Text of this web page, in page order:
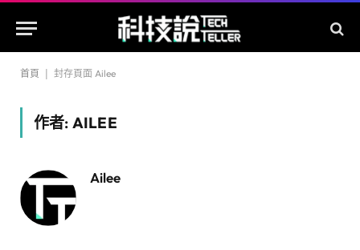
首頁 封存頁面 Ailee
作者: AILEE
Ailee